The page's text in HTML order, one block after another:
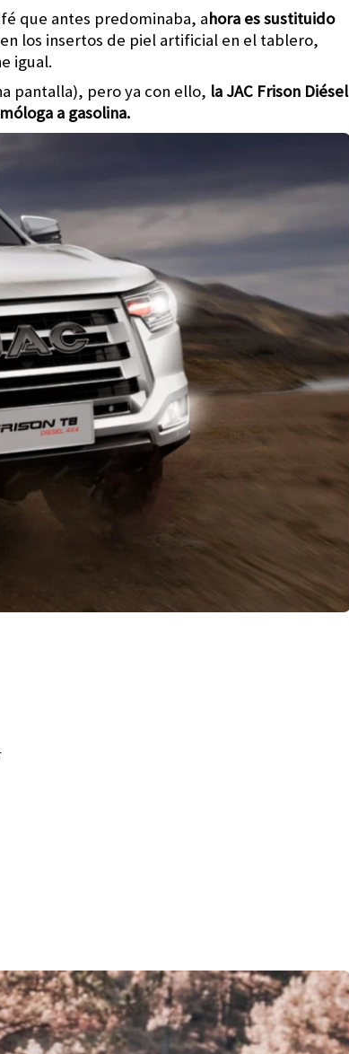
que antes predominaba, ahora es sustituido
los insertos de piel artificial en el tablero,
igual.
pantalla), pero ya con ello, la JAC Frison Diésel
a gasolina.